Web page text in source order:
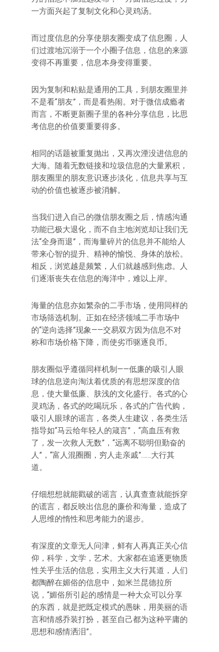
一方面兴起了复制文化和心灵鸡汤。
而过度信息的分享使朋友圈变成了信息圈，人
们过渡地沉溺于一个小圈子信息，信息的来源
变得不再重要，信息本身变得重要。
因为复制和粘贴是通用的工具，到朋友圈里并
不是看“朋友”，而是看热闹。对于微信成瘾者
而言，不断更新圈子里的各种分享信息，比思
考信息的价值要重要得多。
相同的话题被重复抛出，又再次湮没进信息的
大海。随着无数链接和垃圾信息的大量累积，
朋友圈里的朋友意识逐步淡化，信息共享与互
动的价值也被逐步被消解。
当我们进入自己的微信朋友圈之后，情感沟通
功能已极大退化，而不自主地浏览却让我们无
法“全身而退”，而海量碎片的信息并不能给人
带来心智的提升、精神的愉悦、身体的放松。
相反，浏览越是频繁，人们就越感到焦虑。人
们逐渐丧失在信息的海洋中，难以上岸。
海量的信息亦如繁杂的二手市场，使用同样的
市场筛选机制。正如在经济领域二手市场中
的“逆向选择”现象——交易双方因为信息不对
称和市场价格下降，而使劣币驱逐良币。
朋友圈似乎遵循同样机制——低廉的吸引人眼
球的信息逆向淘汰着优质的有思想深度的信
息，使大量低廉、肤浅的文化盛行。各式的心
灵鸡汤，各式的吃喝玩乐，各式的广告代购，
吸引人眼球的谣言，各类人生建议，各类生活
指导如“马云给年轻人的箴言”，“高血压有救
了，发一次救人无数”，“远离不聪明但勤奋的
人”，“富人混圈圈，穷人走亲戚”……大行其
道。
仔细想想就能戳破的谣言，认真查查就能拆穿
的谎言，都反映出信息的廉价和海量，造成了
人思维的惰性和思考能力的退步。
有深度的文章无人问津，鲜有人再真正关心信
仰，科学，文学，艺术。大家都在追逐更物质
性关乎生活的信息，实用主义大行其道，人们
都陶醉在媚俗的信息中，如米兰昆德拉所
说，“媚俗所引起的感情是一种大众可以分享
的东西，就是把既定模式的愚昧，用美丽的语
言和情感乔装打扮，甚至自己都为这种平庸的
思想和感情洒泪”。